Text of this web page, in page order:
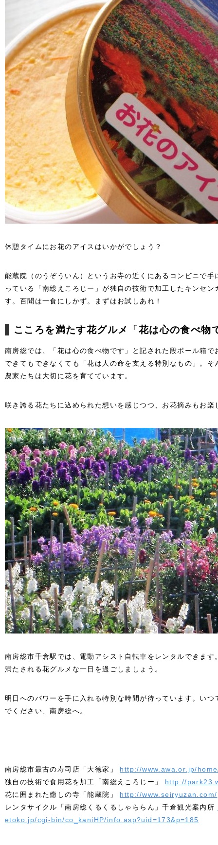
休憩タイムにお花のアイスはいかがでしょう？
能蔵院（のうぞういん）というお寺の近くにあるコンビニで
っている「南総えころじー」が独自の技術で加工したキンセ
す。百聞は一食にしかず。まずはお試しあれ！
こころを満たす花グルメ「花は心の食べ物
南房総では、「花は心の食べ物です」と記された段ボール箱
できてもできなくても「花は人の命を支える特別なもの」。
農家たちは大切に花を育てています。
咲き誇る花たちに込められた想いを感じつつ、お花摘みもお楽
南房総市千倉駅では、電動アシスト自転車をレンタルできま
満たされる花グルメな一日を過ごしましょう。
明日へのパワーを手に入れる特別な時間が待っています。い
でください、南房総へ。
南房総市最古の寿司店「大徳家」 http://www.awa.or.jp/
独自の技術で食用花を加工「南総えころじー」 http://
花に囲まれた癒しの寺「能蔵院」 http://www.seiryuzan.com/
レンタサイクル「南房総くるくるしゃららん」千倉観光案内所
etoko.jp/cgi-bin/co_kaniHP/info.asp?uid=173&p=185